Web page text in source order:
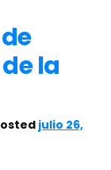
la
julio 26,